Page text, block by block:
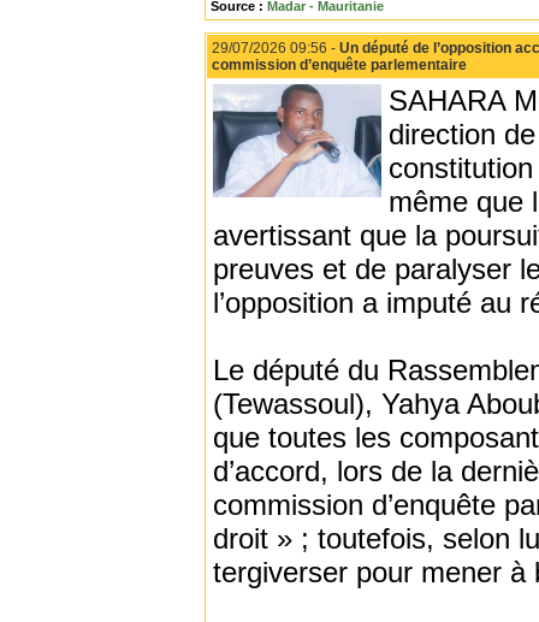
Source : Madar - Mauritanie
29/07/2026 09:56 - Un député de l’opposition
commission d’enquête parlementaire
SAHARA
direction
constitution
même que
avertissant que la
preuves et de paralyser
l’opposition a imputé au
Le député du
(Tewassoul), Yahya
que toutes les
d’accord, lors de la
commission d’enquête
droit » ; toutefois, selon
tergiverser pour mener à